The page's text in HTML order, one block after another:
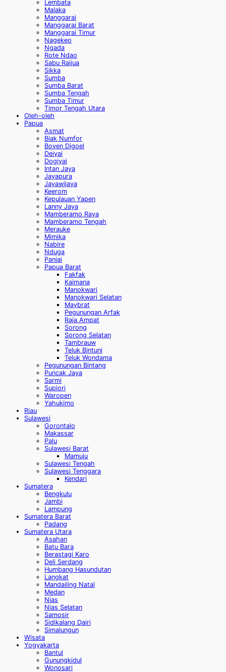
Lembata
Malaka
Manggarai
Manggarai Barat
Manggarai Timur
Nagekeo
Ngada
Rote Ndao
Sabu Raijua
Sikka
Sumba
Sumba Barat
Sumba Tengah
Sumba Timur
Timor Tengah Utara
Oleh-oleh
Papua
Asmat
Biak Numfor
Boven Digoel
Deiyai
Dogiyai
Intan Jaya
Jayapura
Jayawijaya
Keerom
Kepulauan Yapen
Lanny Jaya
Mamberamo Raya
Mamberamo Tengah
Merauke
Mimika
Nabire
Nduga
Paniai
Papua Barat
Fakfak
Kaimana
Manokwari
Manokwari Selatan
Maybrat
Pegunungan Arfak
Raja Ampat
Sorong
Sorong Selatan
Tambrauw
Teluk Bintuni
Teluk Wondama
Pegunungan Bintang
Puncak Jaya
Sarmi
Supiori
Waropen
Yahukimo
Riau
Sulawesi
Gorontalo
Makassar
Palu
Sulawesi Barat
Mamuju
Sulawesi Tengah
Sulawesi Tenggara
Kendari
Sumatera
Bengkulu
Jambi
Lampung
Sumatera Barat
Padang
Sumatera Utara
Asahan
Batu Bara
Berastagi Karo
Deli Serdang
Humbang Hasundutan
Langkat
Mandailing Natal
Medan
Nias
Nias Selatan
Samosir
Sidikalang Dairi
Simalungun
Wisata
Yogyakarta
Bantul
Gunungkidul
Wonosari